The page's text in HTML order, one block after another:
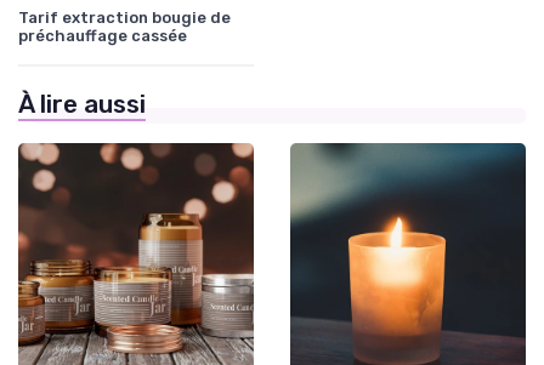
Tarif extraction bougie de
préchauffage cassée
À lire aussi